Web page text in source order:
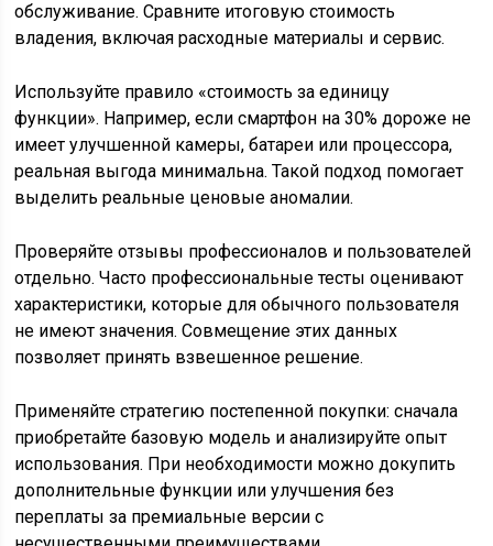
обслуживание. Сравните итоговую стоимость
владения, включая расходные материалы и сервис.
Используйте правило «стоимость за единицу
функции». Например, если смартфон на 30% дороже не
имеет улучшенной камеры, батареи или процессора,
реальная выгода минимальна. Такой подход помогает
выделить реальные ценовые аномалии.
Проверяйте отзывы профессионалов и пользователей
отдельно. Часто профессиональные тесты оценивают
характеристики, которые для обычного пользователя
не имеют значения. Совмещение этих данных
позволяет принять взвешенное решение.
Применяйте стратегию постепенной покупки: сначала
приобретайте базовую модель и анализируйте опыт
использования. При необходимости можно докупить
дополнительные функции или улучшения без
переплаты за премиальные версии с